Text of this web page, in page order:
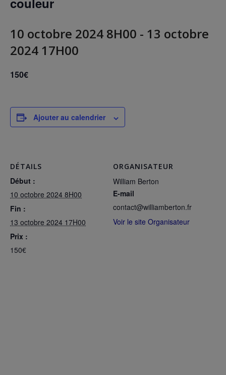
10 octobre 2024 8H00 - 13 octobre
2024 17H00
150€
Ajouter au calendrier
DÉTAILS
Début :
10 octobre 2024 8H00
Fin :
13 octobre 2024 17H00
Prix :
150€
ORGANISATEUR
William Berton
E-mail
contact@williamberton.fr
Voir le site Organisateur